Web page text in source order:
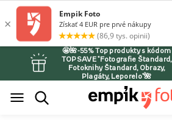
🤩🌺-55% Top produkty s kódom
TOPSAVE *Fotografie Štandard,
Fotoknihy Štandard, Obrazy,
Plagáty, Leporelo*🌺